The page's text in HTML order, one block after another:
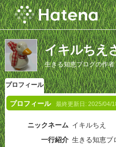
イキルちえ
生きる知恵ブログの作者
プロフィール
プロフィール 最終更新日: 2025/04/
ニックネーム イキルちえ
一行紹介 生きる知恵ブ